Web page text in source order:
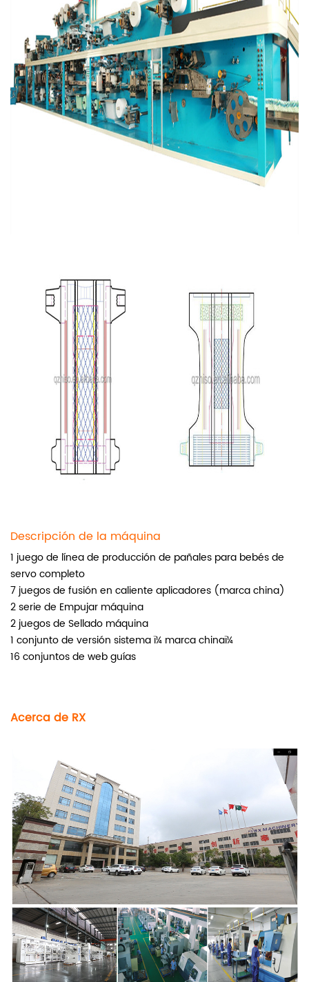
Descripción de la máquina
1 juego de línea de producción de pañales para bebés de
servo completo
7 juegos de fusión en caliente aplicadores (marca china)
2serie de Empujar máquina
2 juegos de Sellado máquina
1 conjunto de versión sistema ï¼ marca chinaï¼
16 conjuntos de web guías
Acerca de RX